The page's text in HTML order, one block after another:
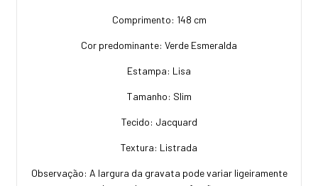
Comprimento: 148 cm
Cor predominante: Verde Esmeralda
Estampa: Lisa
Tamanho: Slim
Tecido: Jacquard
Textura: Listrada
Observação: A largura da gravata pode variar ligeiramente